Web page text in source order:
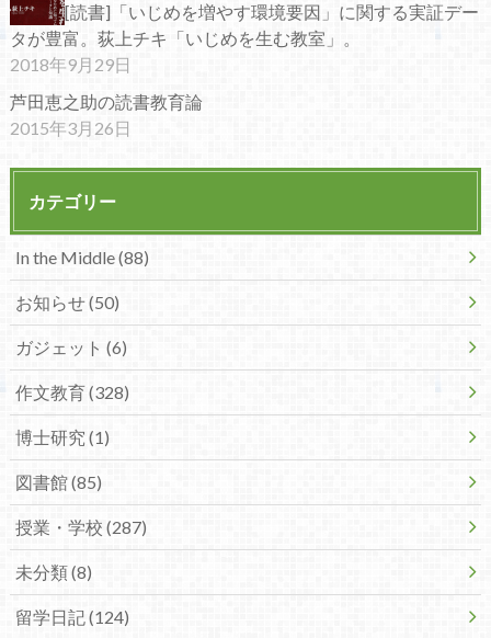
[読書]「いじめを増やす環境要因」に関する実証デー
タが豊富。荻上チキ「いじめを生む教室」。
2018年9月29日
芦田恵之助の読書教育論
2015年3月26日
カテゴリー
In the Middle (88)
お知らせ (50)
ガジェット (6)
作文教育 (328)
博士研究 (1)
図書館 (85)
授業・学校 (287)
未分類 (8)
留学日記 (124)